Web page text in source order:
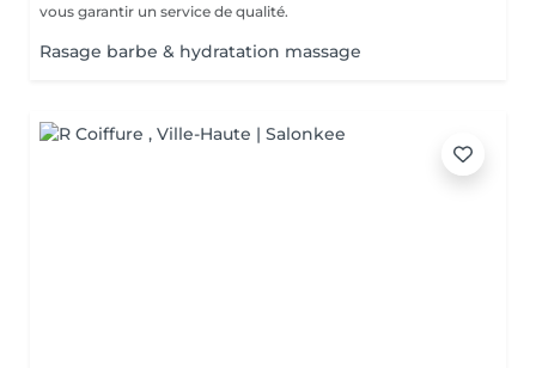
vous garantir un service de qualité.
Rasage barbe & hydratation massage